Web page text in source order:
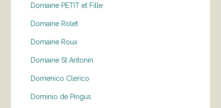
Domaine PETIT et Fille
Domaine Rolet
Domaine Roux
Domaine St Antonin
Domenico Clerico
Dominio de Pingus